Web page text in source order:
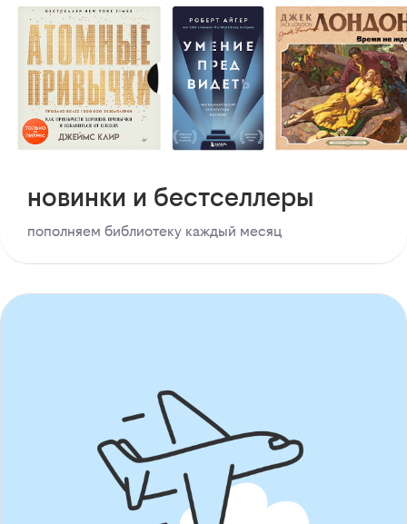
новинки и бестселлеры
пополняем библиотеку каждый месяц